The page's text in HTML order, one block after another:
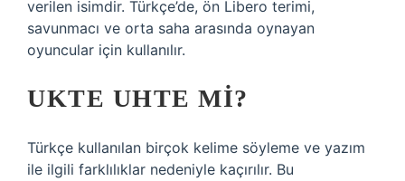
verilen isimdir. Türkçe’de, ön Libero terimi,
savunmacı ve orta saha arasında oynayan
oyuncular için kullanılır.
UKTE UHTE MI?
Türkçe kullanılan birçok kelime söyleme ve yazım
ile ilgili farklılıklar nedeniyle kaçırılır. Bu